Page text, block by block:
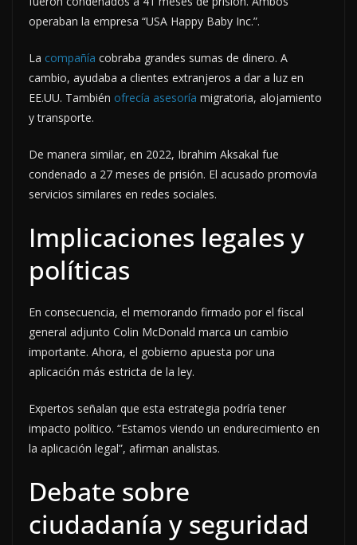
operaban la empresa “USA Happy Baby Inc.”.
La compañía cobraba grandes sumas de dinero. A
cambio, ayudaba a clientes extranjeros a dar a luz en
EE.UU. También ofrecía asesoría migratoria, alojamiento
y transporte.
De manera similar, en 2022, Ibrahim Aksakal fue
condenado a 27 meses de prisión. El acusado promovía
servicios similares en redes sociales.
Implicaciones legales y
políticas
En consecuencia, el memorando firmado por el fiscal
general adjunto Colin McDonald marca un cambio
importante. Ahora, el gobierno apuesta por una
aplicación más estricta de la ley.
Expertos señalan que esta estrategia podría tener
impacto político. “Estamos viendo un endurecimiento en
la aplicación legal”, afirman analistas.
Debate sobre
ciudadanía y seguridad